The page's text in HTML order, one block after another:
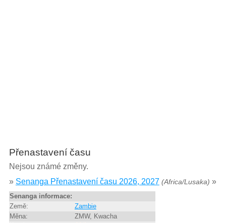
Přenastavení času
Nejsou známé změny.
» Senanga Přenastavení času 2026, 2027 (Africa/Lusaka) »
Senanga informace:
Země:
Zambie
Měna:
ZMW, Kwacha